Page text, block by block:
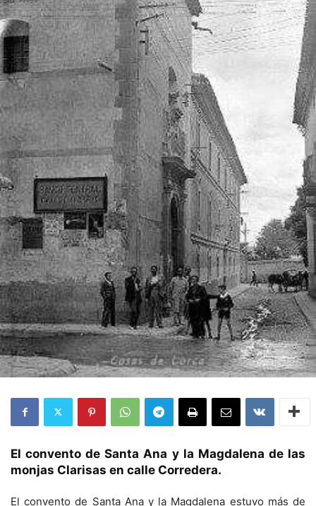
El convento de Santa Ana y la Magdalena de las
monjas Clarisas en calle Corredera.
El convento de Santa Ana y la Magdalena estuvo más de